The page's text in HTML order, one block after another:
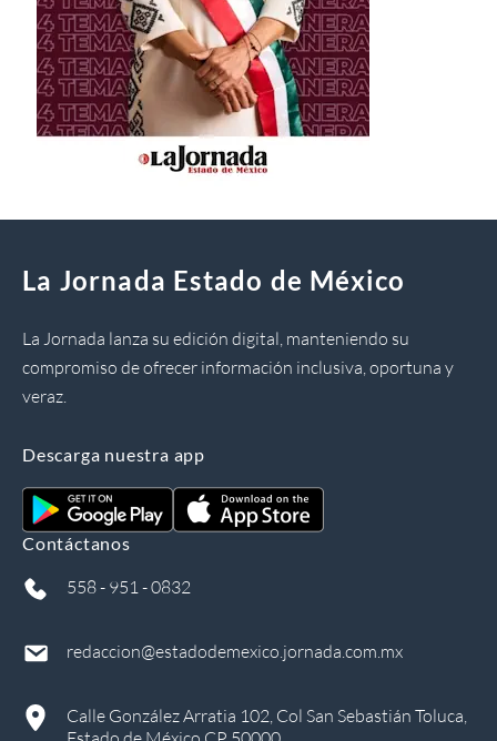
La Jornada Estado de México
La Jornada lanza su edición digital, manteniendo su
compromiso de ofrecer información inclusiva, oportuna y
veraz.
Descarga nuestra app
Contáctanos
558 - 951 - 0832
redaccion@estadodemexico.jornada.com.mx
Calle González Arratia 102, Col San Sebastián Toluca,